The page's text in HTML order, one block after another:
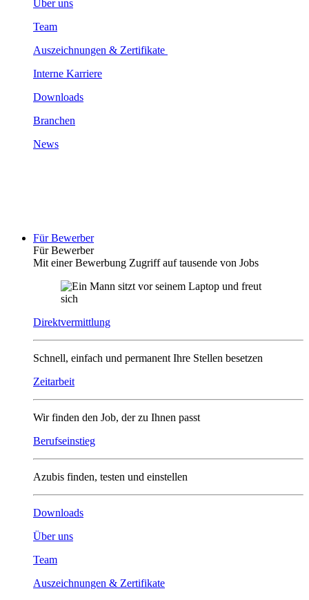
Über uns
Team
Auszeichnungen & Zertifikate
Interne Karriere
Downloads
Branchen
News
Für Bewerber
Für Bewerber
Mit einer Bewerbung Zugriff auf tausende von Jobs
Direktvermittlung
Schnell, einfach und permanent Ihre Stellen besetzen
Zeitarbeit
Wir finden den Job, der zu Ihnen passt
Berufseinstieg
Azubis finden, testen und einstellen
Downloads
Über uns
Team
Auszeichnungen & Zertifikate